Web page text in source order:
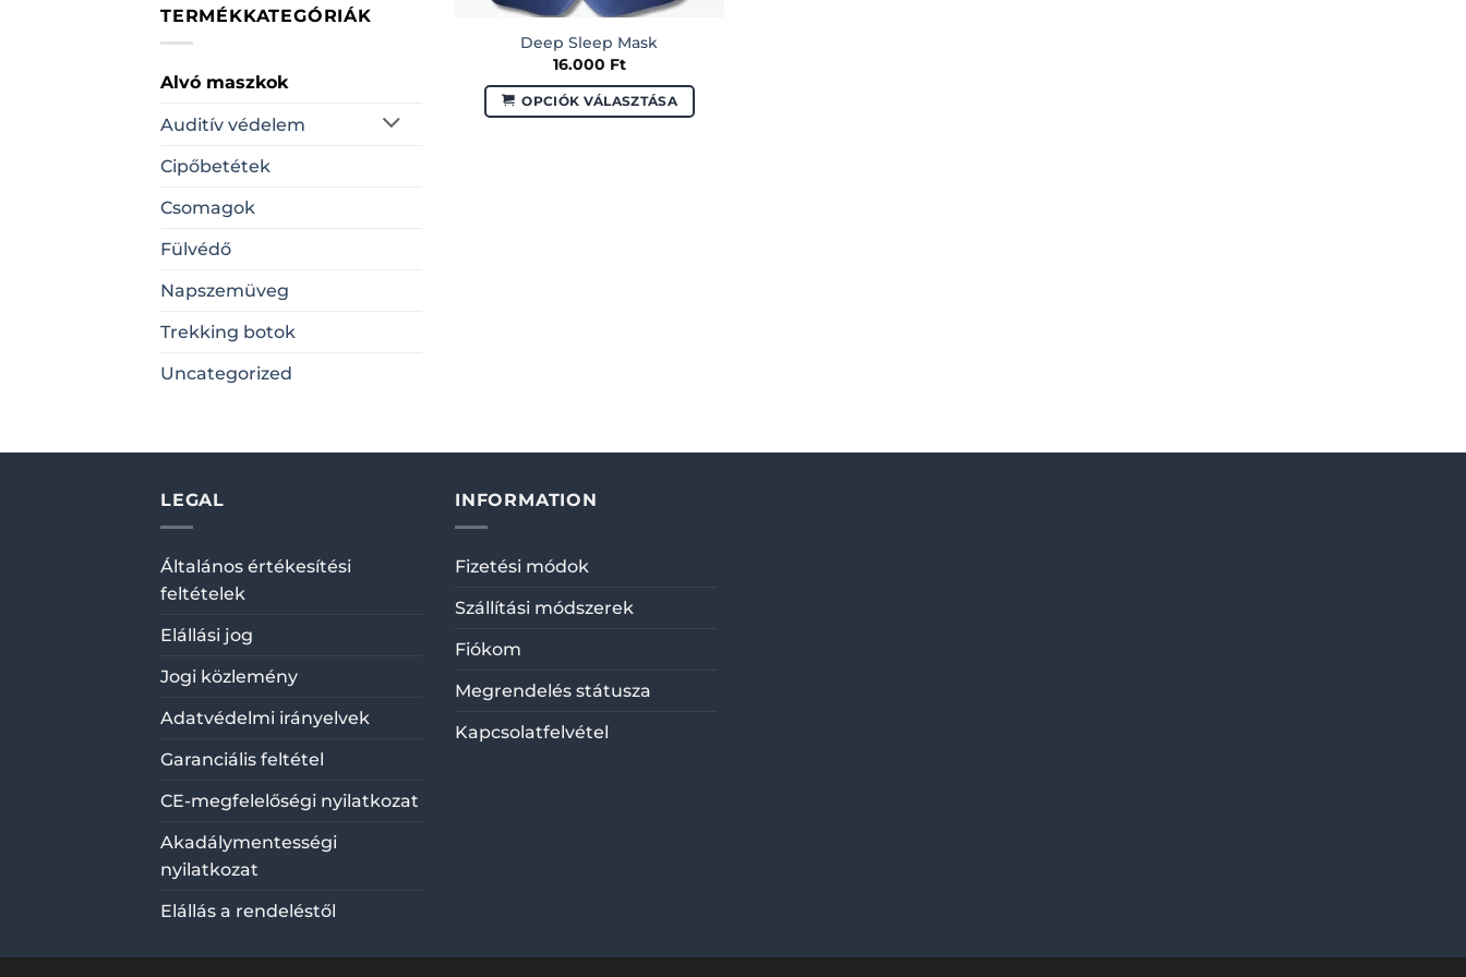
TERMÉKKATEGÓRIÁK
Alvó maszkok
Auditív védelem
Cipőbetétek
Csomagok
Fülvédő
Napszemüveg
Trekking botok
Uncategorized
Deep Sleep Mask
16.000 Ft
OPCIÓK VÁLASZTÁSA
LEGAL
Általános értékesítési
feltételek
Elállási jog
Jogi közlemény
Adatvédelmi irányelvek
Garanciális feltétel
CE-megfelelőségi nyilatkozat
Akadálymentességi
nyilatkozat
Elállás a rendeléstől
INFORMATION
Fizetési módok
Szállítási módszerek
Fiókom
Megrendelés státusza
Kapcsolatfelvétel